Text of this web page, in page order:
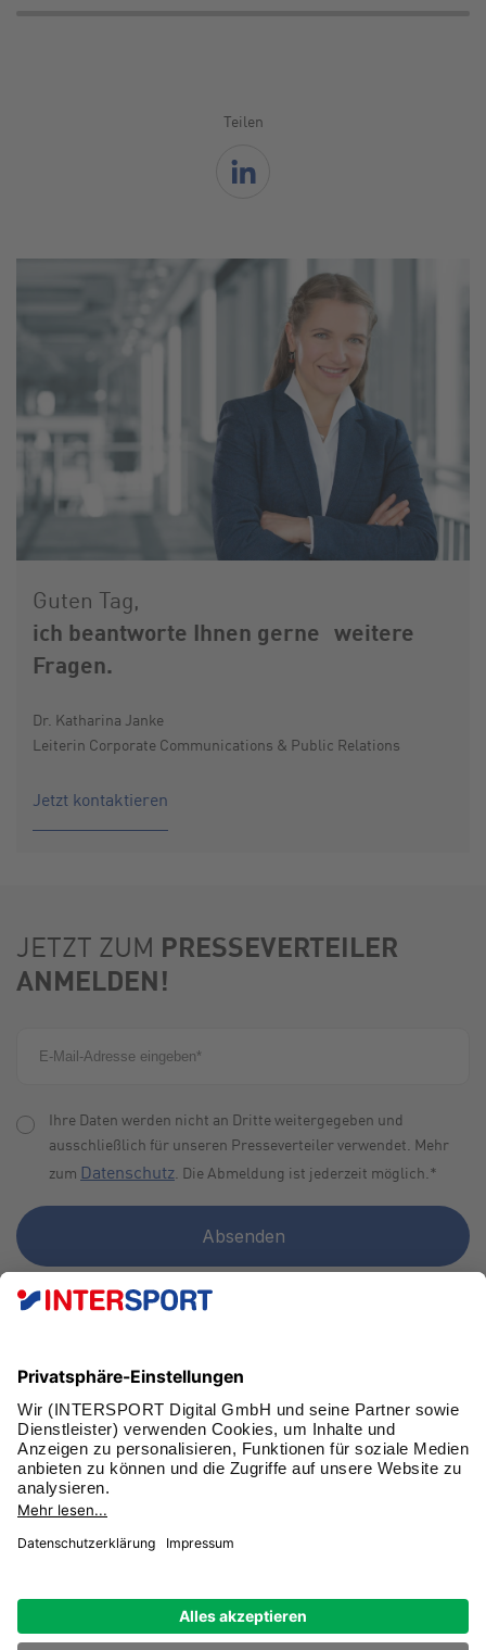
Teilen
Guten Tag,
ich beantworte Ihnen gerne weitere
Fragen.
Dr. Katharina Janke
Leiterin Corporate Communications & Public Relations
Jetzt kontaktieren
JETZT ZUM PRESSEVERTEILER
ANMELDEN!
Ihre Daten werden nicht an Dritte weitergegeben und
ausschließlich für unseren Presseverteiler verwendet. Mehr
zum Datenschutz. Die Abmeldung ist jederzeit möglich.*
SCHNELLFAN WERDEN!